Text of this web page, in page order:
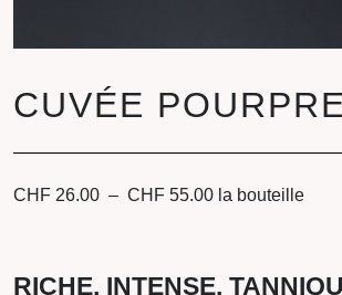
CUVÉE POURPRE
CHF 26.00 – CHF 55.00Plage
CHF 26.00
la bouteille
RICHE, INTENSE,